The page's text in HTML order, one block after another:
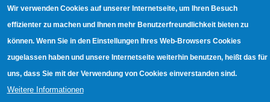
Gerätetests
Zukunft des Kurzwellenradios
W-LAN
Wir verwenden Cookies auf unserer Internetseite, um Ihren Besuch
effizienter zu machen und Ihnen mehr Benutzerfreundlichkeit bieten zu
können. Wenn Sie in den Einstellungen Ihres Web-Browsers Cookies
zugelassen haben und unsere Internetseite weiterhin benutzen, heißt das für
uns, dass Sie mit der Verwendung von Cookies einverstanden sind.
Weitere Informationen